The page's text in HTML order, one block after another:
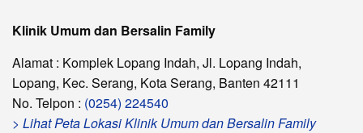
Klinik Umum dan Bersalin Family
Alamat : Komplek Lopang Indah, Jl. Lopang Indah,
Lopang, Kec. Serang, Kota Serang, Banten 42111
No. Telpon : (0254) 224540
> Lihat Peta Lokasi Klinik Umum dan Bersalin Family